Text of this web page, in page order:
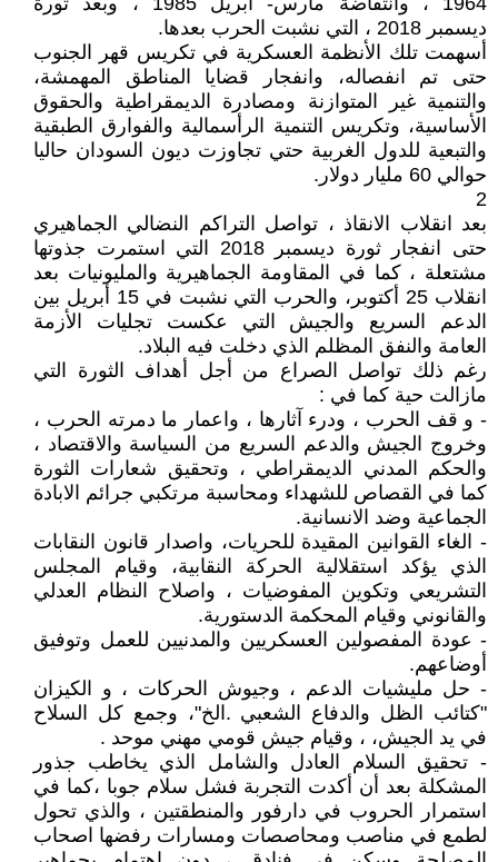
ديسمبر 2018 ، التي نشبت الحرب بعدها.
أسهمت تلك الأنظمة العسكرية في تكريس قهر الجنوب
حتى تم انفصاله، وانفجار قضايا المناطق المهمشة،
والتنمية غير المتوازنة ومصادرة الديمقراطية والحقوق
الأساسية، وتكريس التنمية الرأسمالية والفوارق الطبقية
والتبعية للدول الغربية حتي تجاوزت ديون السودان حاليا
حوالي 60 مليار دولار.
2
بعد انقلاب الانقاذ ، تواصل التراكم النضالي الجماهيري
حتى انفجار ثورة ديسمبر 2018 التي استمرت جذوتها
مشتعلة ، كما في المقاومة الجماهيرية والمليونيات بعد
انقلاب 25 أكتوبر، والحرب التي نشبت في 15 أبريل بين
الدعم السريع والجيش التي عكست تجليات الأزمة
العامة والنفق المظلم الذي دخلت فيه البلاد.
رغم ذلك تواصل الصراع من أجل أهداف الثورة التي
مازالت حية كما في :
- و قف الحرب ، ودرء آثارها ، واعمار ما دمرته الحرب ،
وخروج الجيش والدعم السريع من السياسة والاقتصاد ،
والحكم المدني الديمقراطي ، وتحقيق شعارات الثورة
كما في القصاص للشهداء ومحاسبة مرتكبي جرائم الابادة
الجماعية وضد الانسانية.
- الغاء القوانين المقيدة للحريات، واصدار قانون النقابات
الذي يؤكد استقلالية الحركة النقابية، وقيام المجلس
التشريعي وتكوين المفوضيات ، واصلاح النظام العدلي
والقانوني وقيام المحكمة الدستورية.
- عودة المفصولين العسكريين والمدنيين للعمل وتوفيق
أوضاعهم.
- حل مليشيات الدعم ، وجيوش الحركات ، و الكيزان
"كتائب الظل والدفاع الشعبي .الخ"، وجمع كل السلاح
في يد الجيش، ، وقيام جيش قومي مهني موحد .
- تحقيق السلام العادل والشامل الذي يخاطب جذور
المشكلة بعد أن أكدت التجربة فشل سلام جوبا ،كما في
استمرار الحروب في دارفور والمنطقتين ، والذي تحول
لطمع في مناصب ومحاصصات ومسارات رفضها اصحاب